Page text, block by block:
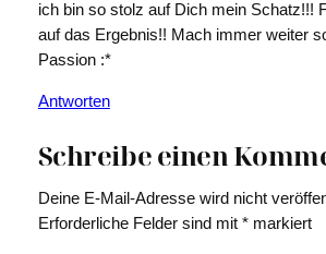
ich bin so stolz auf Dich mein Schatz!!!
auf das Ergebnis!! Mach immer weiter
Passion :*
Antworten
Schreibe einen
Deine E-Mail-Adresse wird nicht
Erforderliche Felder sind mit *markiert